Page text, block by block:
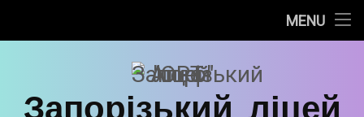
MENU
Прозорість та інформаційна відкритість
Запорізький ліцей